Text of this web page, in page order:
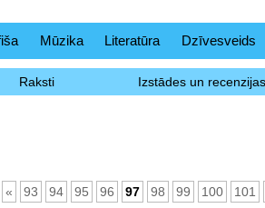
Mūzika Literatūra Dzīvesveids
Raksti Izstādes un recenzijas
« 93 94 95 96 97 98 99 100 101